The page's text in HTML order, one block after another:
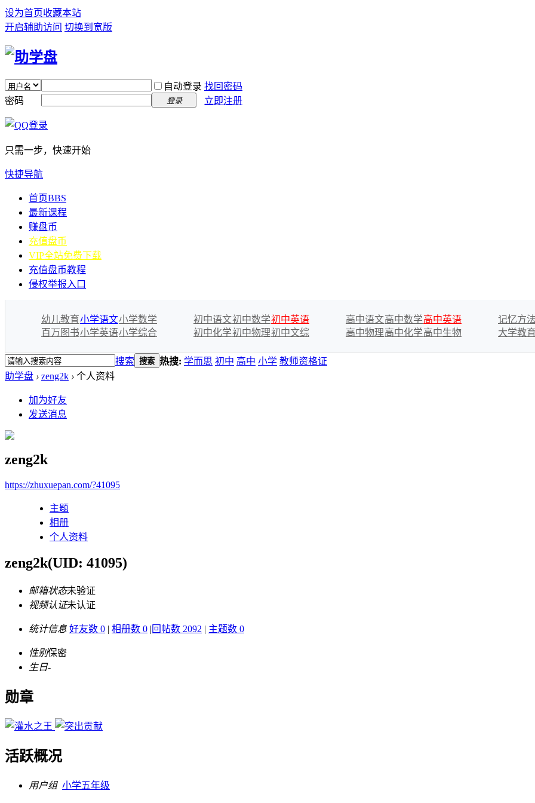
设为首页收藏本站
开启辅助访问 切换到宽版
自动登录 找回密码
密码
登录 立即注册
只需一步，快速开始
快捷导航
首页BBS
最新课程
赚盘币
充值盘币
VIP全站免费下载
充值盘币教程
侵权举报入口
幼儿教育小学语文小学数学
百万图书小学英语小学综合
初中语文初中数学初中英语
初中化学初中物理初中文综
高中语文高中数学高中英语
高中物理高中化学高中生物
记忆方法
大学教育
搜索 搜索 热搜: 学而思 初中 高中 小学 教师资格证
助学盘 › zeng2k › 个人资料
加为好友
发送消息
zeng2k
https://zhuxuepan.com/?41095
主题
相册
个人资料
zeng2k(UID: 41095)
邮箱状态未验证
视频认证未认证
统计信息 好友数 0 | 相册数 0 |回帖数 2092 | 主题数 0
性别保密
生日-
勋章
活跃概况
用户组 小学五年级